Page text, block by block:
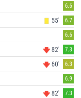
6.6
55' 6.7
6.6
82' 7.3
60' 6.3
6.9
82' 7.3